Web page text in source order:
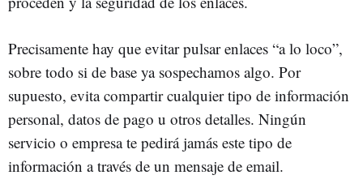
Precisamente hay que evitar pulsar enlaces “a lo loco”,
sobre todo si de base ya sospechamos algo. Por
supuesto, evita compartir cualquier tipo de información
personal, datos de pago u otros detalles. Ningún
servicio o empresa te pedirá jamás este tipo de
información a través de un mensaje de email.